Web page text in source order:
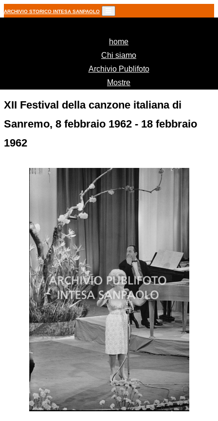
ARCHIVIO STORICO INTESA SANPAOLO
home(current)
Chi siamo
Archivio Publifoto
Mostre
XII Festival della canzone italiana di
Sanremo, 8 febbraio 1962 - 18 febbraio
1962